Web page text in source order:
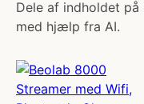
Dele af indholdet
med hjælp fra AI.